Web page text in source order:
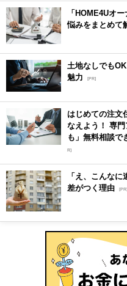
「HOME4Uオ
悩みをまとめて
土地なしでも
魅力
[PR]
はじめての注文
なえよう！ 専
も」無料相談で
R]
「え、こんな
差がつく理由 [PR]